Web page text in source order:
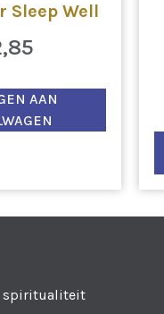
Sleep Well
AAN
spiritualiteit